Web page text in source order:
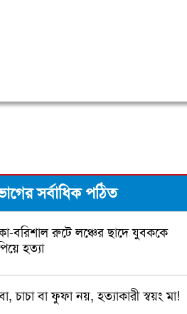
সর্বাধিক পঠিত
বরিশাল রুটে লঞ্চের ছাদে যুবককে
হত্যা
চাচা বা ফুফা নয়, হত্যাকারী স্বয়ং মা!